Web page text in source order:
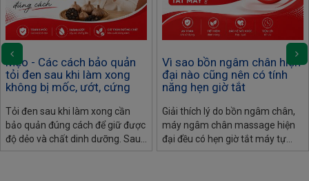
Mẹo - Các cách bảo quản
tỏi đen sau khi làm xong
không bị mốc, ướt, cứng
Tỏi đen sau khi làm xong cần
bảo quản đúng cách để giữ được
độ dẻo và chất dinh dưỡng. Sau
đây là các bảo quản và cách xử
Vì sao bồn ngâm chân hiện
đại nào cũng nên có tính
năng hẹn giờ tắt
Giải thích lý do bồn ngâm chân,
máy ngâm chân massage hiện
đại đều có hẹn giờ tắt máy tự
động: an toàn điện, bảo vệ sức